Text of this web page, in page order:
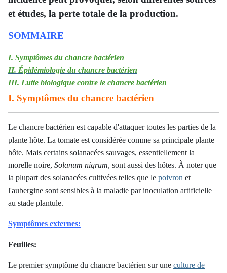
et études, la perte totale de la production.
SOMMAIRE
I. Symptômes du chancre bactérien
II. Épidémiologie du chancre bactérien
III. Lutte biologique contre le chancre bactérien
I. Symptômes du chancre bactérien
Le chancre bactérien est capable d'attaquer toutes les parties de la
plante hôte. La tomate est considérée comme sa principale plante
hôte. Mais certains solanacées sauvages, essentiellement la
morelle noire, Solanum nigrum, sont aussi des hôtes. À noter que
la plupart des solanacées cultivées telles que le poivron et
l'aubergine sont sensibles à la maladie par inoculation artificielle
au stade plantule.
Symptômes externes:
Feuilles:
Le premier symptôme du chancre bactérien sur une culture de